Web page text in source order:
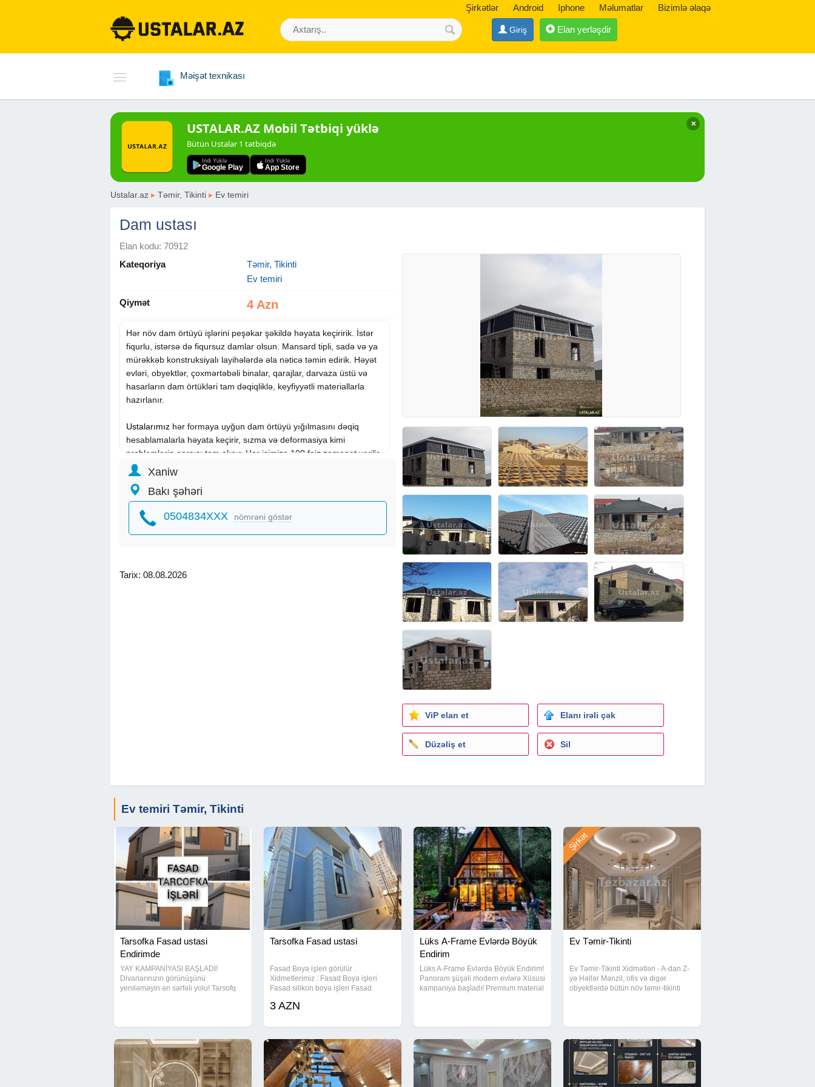
Şirkətlər Android Iphone Məlumatlar Bizimlə əlaqə
Giriş Elan yerləşdir
Məişət texnikası
✕
USTALAR.AZ Mobil Tətbiqi yüklə
Bütün Ustalar 1 tətbiqdə
Indi Yüklə
Google Play
Indi Yüklə
App Store
Ustalar.az ▸ Təmir, Tikinti ▸ Ev temiri
Dam ustası
Elan kodu: 70912
Kateqoriya
Təmir, Tikinti
Ev temiri
Qiymət 4 Azn
Hər növ dam örtüyü işlərini peşəkar şəkildə həyata keçiririk. İstər
fiqurlu, istərsə də fiqursuz damlar olsun. Mansard tipli, sadə və ya
mürəkkəb konstruksiyalı layihələrdə əla nəticə təmin edirik. Həyət
evləri, obyektlər, çoxmərtəbəli binalar, qarajlar, darvaza üstü və
hasarların dam örtükləri tam dəqiqliklə, keyfiyyətli materiallarla
hazırlanır.
Ustalarımız hər formaya uyğun dam örtüyü yığılmasını dəqiq
hesablamalarla həyata keçirir, sızma və deformasiya kimi
problemlərin qarşısı tam alınır. Hər işimizə 100 faiz zəmanət verilir.
Xaniw
Bakı şəhəri
0504834XXX nömrəni göstər
Tarix: 08.08.2026
ViP elan et Elanı irəli çək
Düzəliş et Sil
Ev temiri Təmir, Tikinti
Tarsofka Fasad ustasi
Endirimde
YAY KAMPANİYASI BAŞLADI!
Divarlarınızın görünüşünü
yeniləməyin ən sərfəli yolu! Tarsofq
CƏMİ 10 MANAT! Yay
Tarsofka Fasad ustasi
Fasad Boya işleri görülür .
Xidmetlerimiz : Fasad Boya işleri
Fasad silikon boya işleri Fasad
işleri Fasad isdi aqlay işleri Fasad
işleri Fasad
3 AZN
Lüks A-Frame Evlərdə Böyük
Endirim
Lüks A-Frame Evlərdə Böyük Endirim!
Panoram şüşəli modern evlərə Xüsusi
kampaniya başladı! Premium material
Ev Təmir-Tikinti
Ev Təmir-Tikinti Xidmətləri - A-dan Z-
yə Həllər Mənzil, ofis və digər
obyektlərdə bütün növ təmir-tikinti
Şirkət